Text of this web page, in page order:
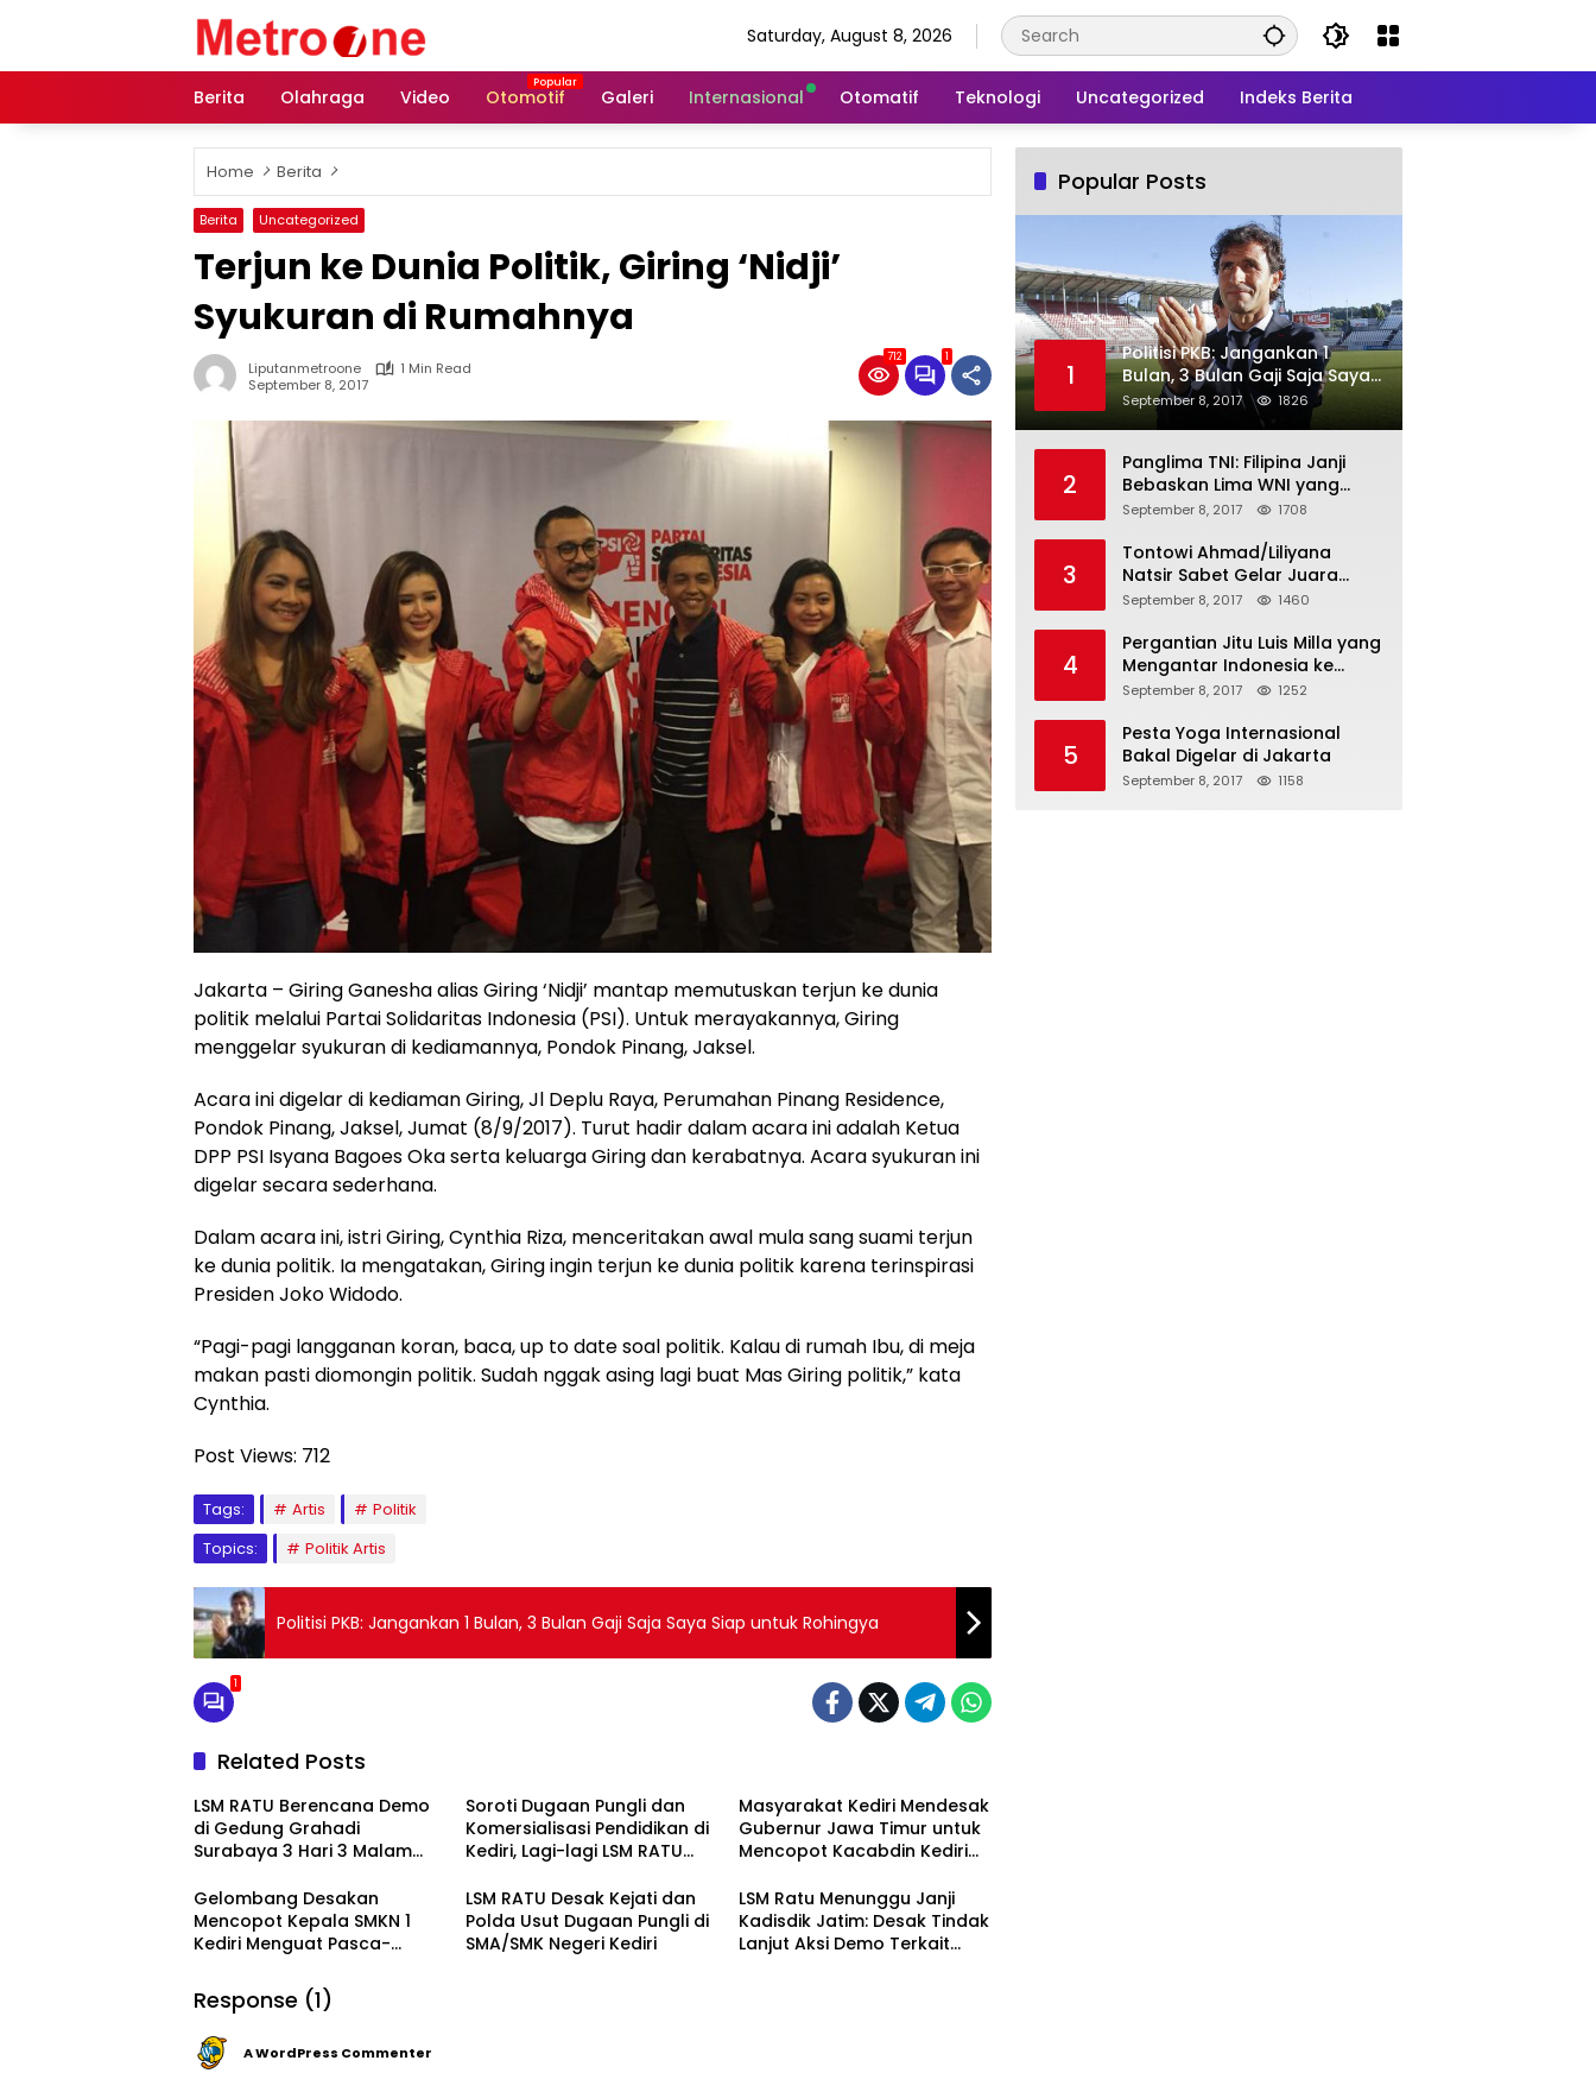
Saturday, August 8, 2026
Berita Olahraga Video Otomotif Galeri Internasional Otomatif Teknologi Uncategorized Indeks Berita
Home Berita
Berita Uncategorized
Terjun ke Dunia Politik, Giring ‘Nidji’
Syukuran di Rumahnya
Liputanmetroone
1 Min Read
September 8, 2017
712 1
Jakarta – Giring Ganesha alias Giring ‘Nidji’ mantap memutuskan terjun ke dunia
politik melalui Partai Solidaritas Indonesia (PSI). Untuk merayakannya, Giring
menggelar syukuran di kediamannya, Pondok Pinang, Jaksel.
Acara ini digelar di kediaman Giring, Jl Deplu Raya, Perumahan Pinang Residence,
Pondok Pinang, Jaksel, Jumat (8/9/2017). Turut hadir dalam acara ini adalah Ketua
DPP PSI Isyana Bagoes Oka serta keluarga Giring dan kerabatnya. Acara syukuran ini
digelar secara sederhana.
Dalam acara ini, istri Giring, Cynthia Riza, menceritakan awal mula sang suami terjun
ke dunia politik. Ia mengatakan, Giring ingin terjun ke dunia politik karena terinspirasi
Presiden Joko Widodo.
“Pagi-pagi langganan koran, baca, up to date soal politik. Kalau di rumah Ibu, di meja
makan pasti diomongin politik. Sudah nggak asing lagi buat Mas Giring politik,” kata
Cynthia.
Post Views: 712
Tags: Artis
Politik
Topics:
Politik Artis
Politisi PKB: Jangankan 1 Bulan, 3 Bulan Gaji Saja Saya Siap untuk Rohingya
1
Related Posts
LSM RATU Berencana Demo
di Gedung Grahadi
Surabaya 3 Hari 3 Malam
Marakanya Pungli dan
Korupsi di Cabang Dinas
Pendidikan Kediri
Soroti Dugaan Pungli dan
Komersialisasi Pendidikan di
Kediri, Lagi-lagi LSM RATU
Pemberitahuan Aksi Damai
ke Polrestabes Surabaya
Masyarakat Kediri Mendesak
Gubernur Jawa Timur untuk
Mencopot Kacabdin Kediri
Pendidikan di Kediri
Gelombang Desakan
Mencopot Kepala SMKN 1
Kediri Menguat Pasca-
Doxing
LSM RATU Desak Kejati dan
Polda Usut Dugaan Pungli di
SMA/SMK Negeri Kediri
LSM Ratu Menunggu Janji
Kadisdik Jatim: Desak Tindak
Lanjut Aksi Demo Terkait
Response (1)
A WordPress Commenter
Popular Posts
1
Politisi PKB: Jangankan 1
Bulan, 3 Bulan Gaji Saja Saya
Siap untuk Rohingya
September 8, 2017 1826
2
Panglima TNI: Filipina Janji
Bebaskan Lima WNI yang
Disandera Abu Sayyaf
September 8, 2017 1708
3
Tontowi Ahmad/Liliyana
Natsir Sabet Gelar Juara
Dunia Kedua
September 8, 2017 1460
4
Pergantian Jitu Luis Milla yang
Mengantar Indonesia ke
Semifinal
September 8, 2017 1252
5
Pesta Yoga Internasional
Bakal Digelar di Jakarta
September 8, 2017 1158